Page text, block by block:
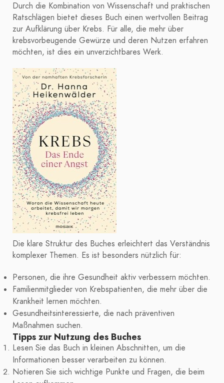
Durch die Kombination von Wissenschaft und praktischen
Ratschlägen bietet dieses Buch einen wertvollen Beitrag
zur Aufklärung über Krebs. Für alle, die mehr über
krebsvorbeugende Gewürze und deren Nutzen erfahren
möchten, ist dies ein unverzichtbares Werk.
Die klare Struktur des Buches erleichtert das Verständnis
komplexer Themen. Es ist besonders nützlich für:
Personen, die ihre Gesundheit aktiv verbessern möchten.
Familienmitglieder von Krebspatienten, die mehr über die
Krankheit lernen möchten.
Gesundheitsinteressierte, die nach präventiven
Maßnahmen suchen.
Tipps zur Nutzung des Buches
Lesen Sie das Buch in kleinen Abschnitten, um die
Informationen besser verarbeiten zu können.
Notieren Sie sich wichtige Punkte und Fragen, die beim